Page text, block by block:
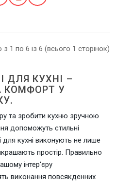
1 по 6 із 6 (всього 1 сторінок)
ДЛЯ КУХНІ –
КОМФОРТ У
та зробити кухню зручною
допоможуть стильні
для кухні виконують не лише
простір. Правильно
інтер'єру
виконання повсякденних